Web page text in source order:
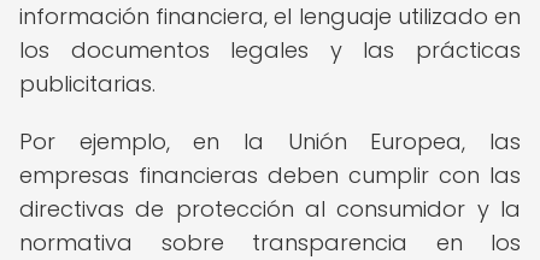
información financiera, el lenguaje utilizado en
los documentos legales y las prácticas
publicitarias.
Por ejemplo, en la Unión Europea, las
empresas financieras deben cumplir con las
directivas de protección al consumidor y la
normativa sobre transparencia en los